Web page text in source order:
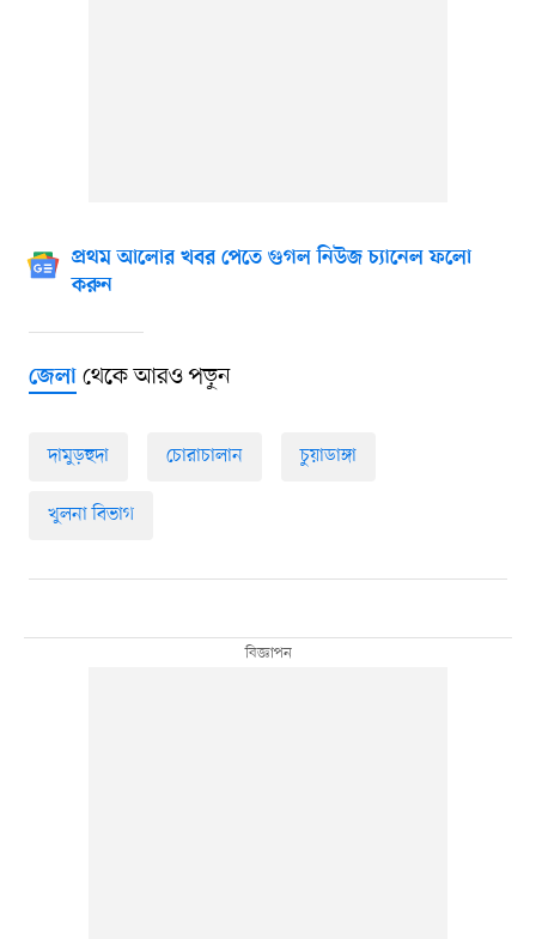
প্রথম আলোর খবর পেতে গুগল নিউজ চ্যানেল ফলো
করুন
জেলাথেকে আরও পড়ুন
দামুড়হুদা চোরাচালান চুয়াডাঙ্গা
খুলনা বিভাগ